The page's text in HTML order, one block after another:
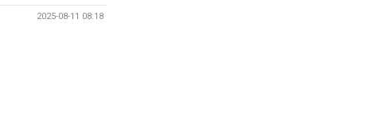
2025-08-11 08:18